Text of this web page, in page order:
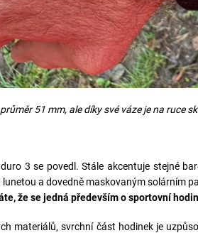
51 mm, ale díky své váze je na ruce
3 se povedl. Stále akcentuje stejné
a dovedně maskovaným solárním
že se jedná především o sportovní
materiálů, svrchní část hodinek je